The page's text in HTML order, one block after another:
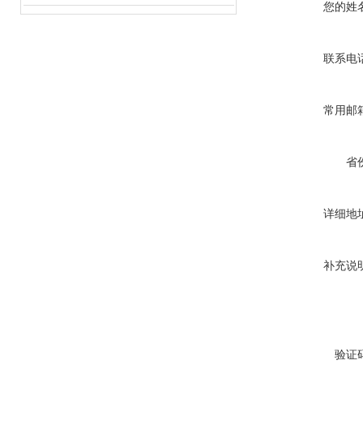
您的姓
联系电
常用邮
省
详细地
补充说
验证